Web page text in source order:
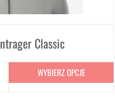
Classic
WYBIERZ OPCJE